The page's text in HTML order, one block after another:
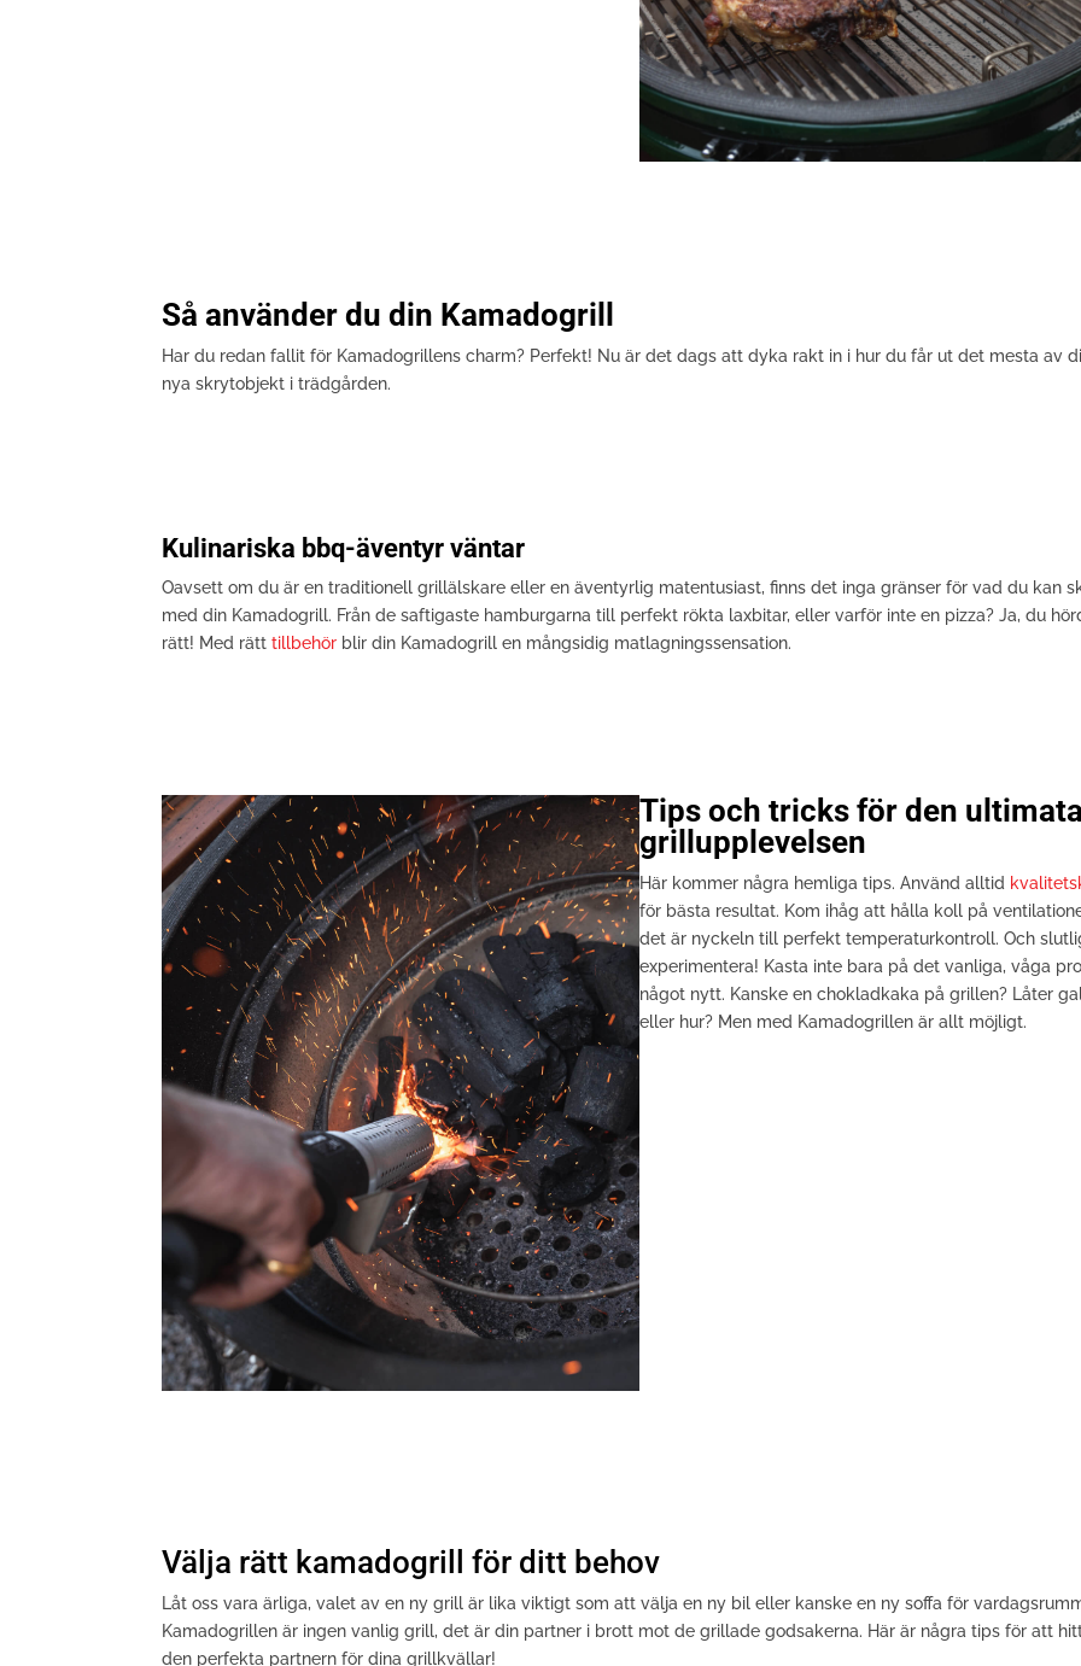
Så använder du din Kamadogrill
Har du redan fallit för Kamadogrillens charm? Perfekt! Nu är det dags att dyka rakt in i hur du får ut det mesta av
nya skrytobjekt i trädgården.
Kulinariska bbq-äventyr väntar
Oavsett om du är en traditionell grillälskare eller en äventyrlig matentusiast, finns det inga gränser för vad du kan
med din Kamadogrill. Från de saftigaste hamburgarna till perfekt rökta laxbitar, eller varför inte en pizza? Ja, du
rätt! Med rätttillbehör blir din Kamadogrill en mångsidig matlagningssensation.
Tips och tricks för den
grillupplevelsen
Här kommer några hemliga tips. Använd alltid
för bästa resultat. Kom ihåg att hålla koll på
det är nyckeln till perfekt temperaturkontroll. Och
experimentera! Kasta inte bara på det vanliga, våga
något nytt. Kanske en chokladkaka på grillen? Låter
eller hur? Men med Kamadogrillen är allt möjligt.
Välja rätt kamadogrill för ditt behov
Låt oss vara ärliga, valet av en ny grill är lika viktigt som att välja en ny bil eller kanske en ny soffa för
Kamadogrillen är ingen vanlig grill, det är din partner i brott mot de grillade godsakerna. Här är några tips för att
den perfekta partnern för dina grillkvällar!